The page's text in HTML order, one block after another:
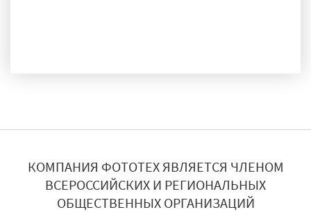
КОМПАНИЯ ФОТОТЕХ ЯВЛЯЕТСЯ ЧЛЕНОМ
ВСЕРОССИЙСКИХ И РЕГИОНАЛЬНЫХ
ОБЩЕСТВЕННЫХ ОРГАНИЗАЦИЙ